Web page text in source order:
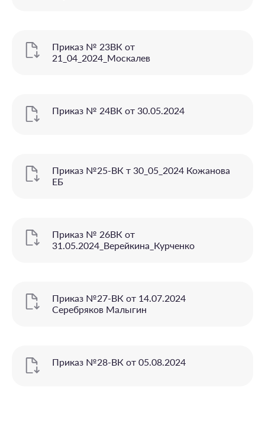
Приказ № 23ВК от
21_04_2024_Москалев
Приказ № 24ВК от 30.05.2024
Приказ №25-ВК т 30_05_2024 Кожанова
ЕБ
Приказ № 26ВК от
31.05.2024_Верейкина_Курченко
Приказ №27-ВК от 14.07.2024
Серебряков Малыгин
Приказ №28-ВК от 05.08.2024